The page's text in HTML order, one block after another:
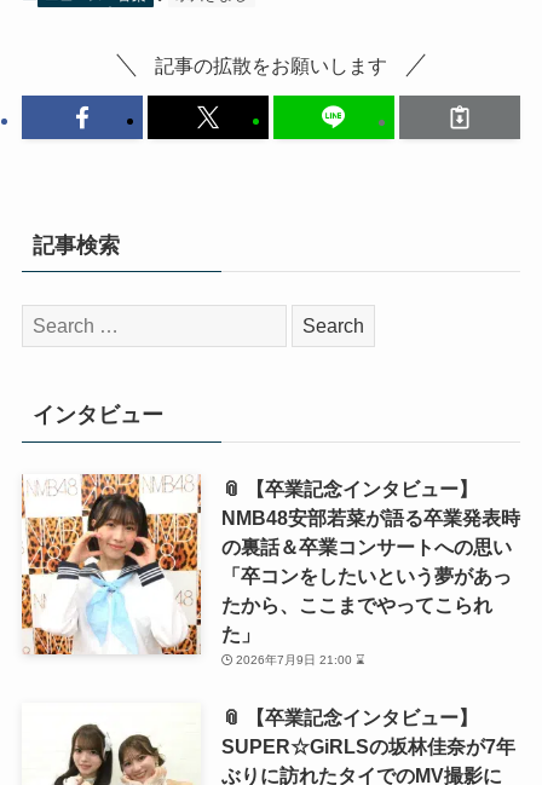
記事の拡散をお願いします
記事検索
検
索:
インタビュー
📎 【卒業記念インタビュー】
NMB48安部若菜が語る卒業発表時
の裏話＆卒業コンサートへの思い
「卒コンをしたいという夢があっ
たから、ここまでやってこられ
た」
2026年7月9日 21:00 ⌛
📎 【卒業記念インタビュー】
SUPER☆GiRLSの坂林佳奈が7年
ぶりに訪れたタイでのMV撮影に